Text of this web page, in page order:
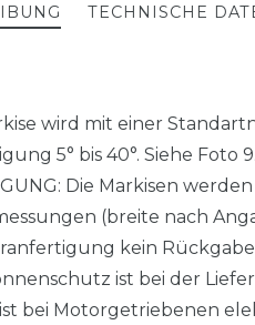
TECHNISCHE
wird mit einer
5° bis 40°. Siehe Foto 9.
Die Markisen
(breite nach
kein
ist bei der
bei Motorgetriebenen